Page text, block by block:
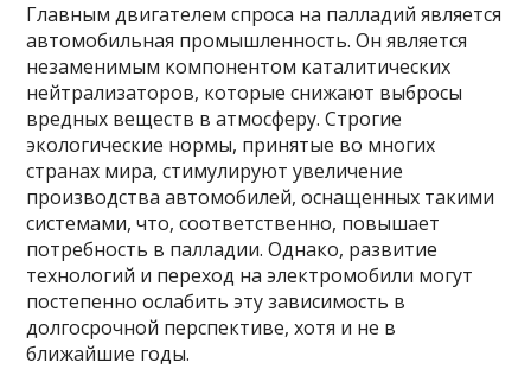
Главным двигателем спроса на палладий является
автомобильная промышленность. Он является
незаменимым компонентом каталитических
нейтрализаторов, которые снижают выбросы
вредных веществ в атмосферу. Строгие
экологические нормы, принятые во многих
странах мира, стимулируют увеличение
производства автомобилей, оснащенных такими
системами, что, соответственно, повышает
потребность в палладии. Однако, развитие
технологий и переход на электромобили могут
постепенно ослабить эту зависимость в
долгосрочной перспективе, хотя и не в
ближайшие годы.